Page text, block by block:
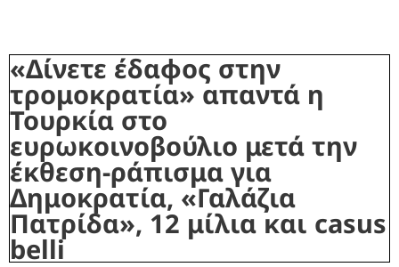
«Δίνετε έδαφος στην
τρομοκρατία» απαντά η
Τουρκία στο
ευρωκοινοβούλιο μετά την
έκθεση-ράπισμα για
Δημοκρατία, «Γαλάζια
Πατρίδα», 12 μίλια και casus
belli